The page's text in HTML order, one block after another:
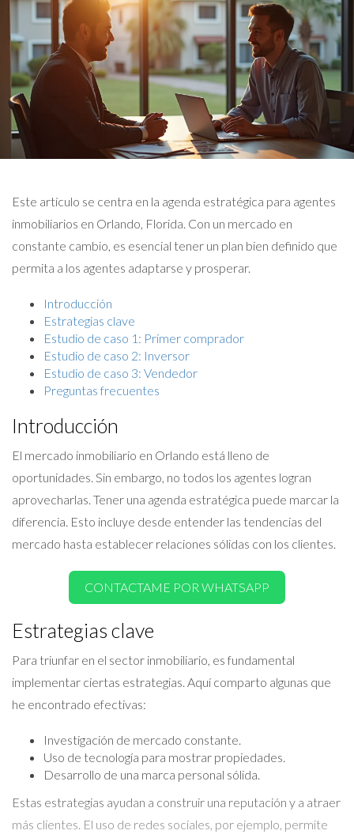
Este artículo se centra en la agenda estratégica para agentes
inmobiliarios en Orlando, Florida. Con un mercado en
constante cambio, es esencial tener un plan bien definido que
permita a los agentes adaptarse y prosperar.
Introducción
Estrategias clave
Estudio de caso 1: Primer comprador
Estudio de caso 2: Inversor
Estudio de caso 3: Vendedor
Preguntas frecuentes
Introducción
El mercado inmobiliario en Orlando está lleno de
oportunidades. Sin embargo, no todos los agentes logran
aprovecharlas. Tener una agenda estratégica puede marcar la
diferencia. Esto incluye desde entender las tendencias del
mercado hasta establecer relaciones sólidas con los clientes.
CONTACTAME POR WHATSAPP
Estrategias clave
Para triunfar en el sector inmobiliario, es fundamental
implementar ciertas estrategias. Aquí comparto algunas que
he encontrado efectivas:
Investigación de mercado constante.
Uso de tecnología para mostrar propiedades.
Desarrollo de una marca personal sólida.
Estas estrategias ayudan a construir una reputación y a atraer
más clientes. El uso de redes sociales, por ejemplo, permite